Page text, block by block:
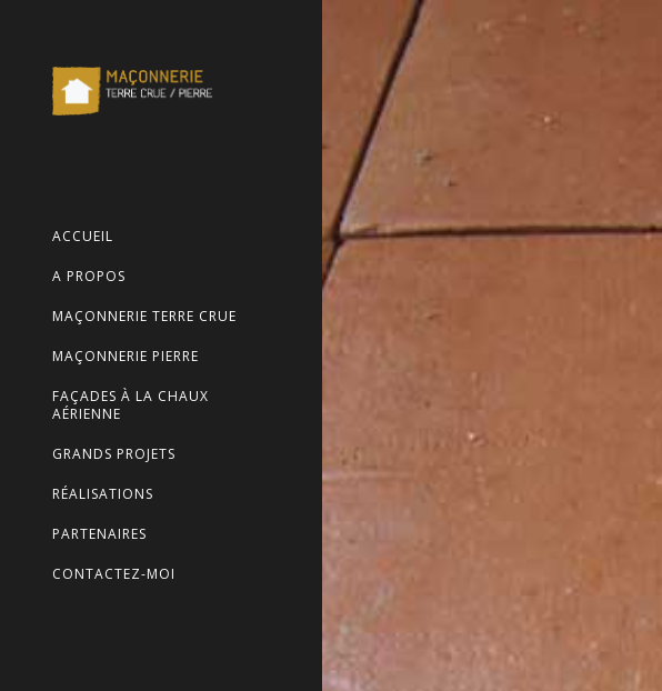
ACCUEIL
A PROPOS
MAÇONNERIE TERRE CRUE
MAÇONNERIE PIERRE
FAÇADES À LA CHAUX
AÉRIENNE
GRANDS PROJETS
RÉALISATIONS
PARTENAIRES
CONTACTEZ-MOI